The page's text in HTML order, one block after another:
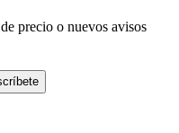
precio o nuevos avisos